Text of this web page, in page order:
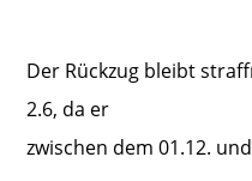
Der Rückzug bleibt
2.6, da er
zwischen dem 01.12.